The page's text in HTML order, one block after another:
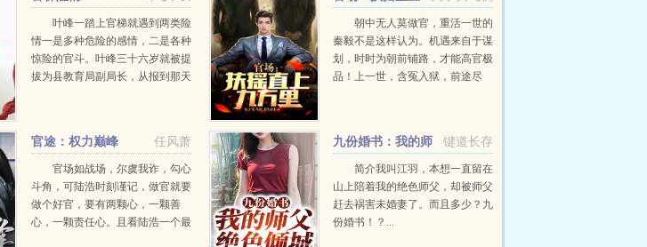
叶峰一踏上官梯就遇到两类险
情一是多种危险的感情，二是各种
惊险的官斗。叶峰三十六岁就被提
拔为县教育局副局长，从报到那天
舟在惊险莫测的宦...
九万里朝中无人莫做官，重活一世的
秦毅不是这样认为。机遇来自于谋
划，时时为朝前铺路，才能高官极
品！上一世，含冤入狱，前途尽
上九万里！...
任风萧
官途：权力巅峰
官场如战场，尔虞我诈，勾心
斗角，可陆浩时刻谨记，做官就要
做个好官，要有两颗心，一颗善
心，一颗责任心。且看陆浩一个最
键道长存
九份婚书：我的师
父绝色倾城
简介我叫江羽，本想一直留在
山上陪着我的绝色师父，却被师父
赶去祸害未婚妻了。而且多少？九
份婚书！？...